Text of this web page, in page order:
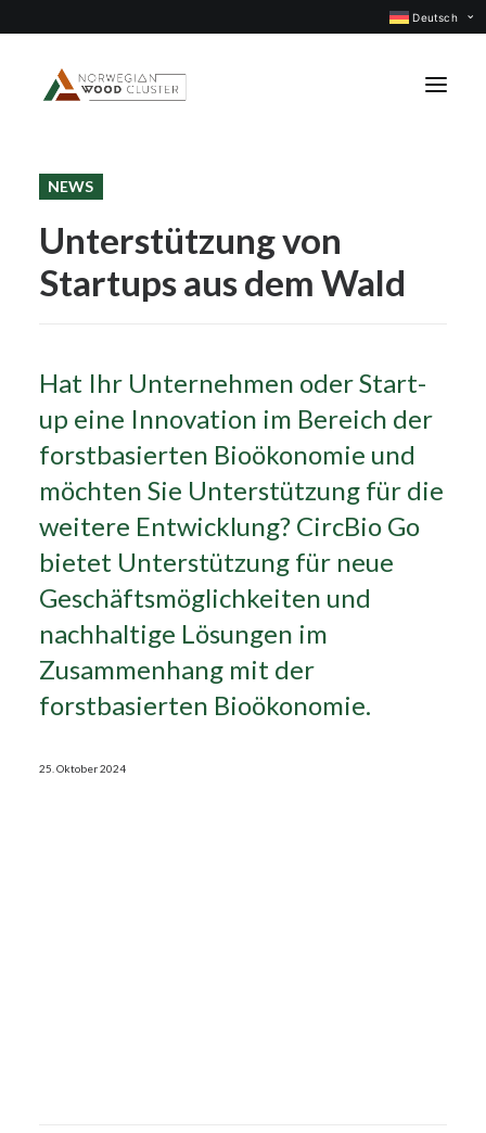
Deutsch
Was ist neu
Events
Projekte
Über uns
KONTAKTIEREN UNS
Search
NEWS
Unterstützung von
Startups aus dem Wald
Hat Ihr Unternehmen oder Start-
up eine Innovation im Bereich der
forstbasierten Bioökonomie und
möchten Sie Unterstützung für die
weitere Entwicklung? CircBio Go
bietet Unterstützung für neue
Geschäftsmöglichkeiten und
nachhaltige Lösungen im
Zusammenhang mit der
forstbasierten Bioökonomie.
25. Oktober 2024